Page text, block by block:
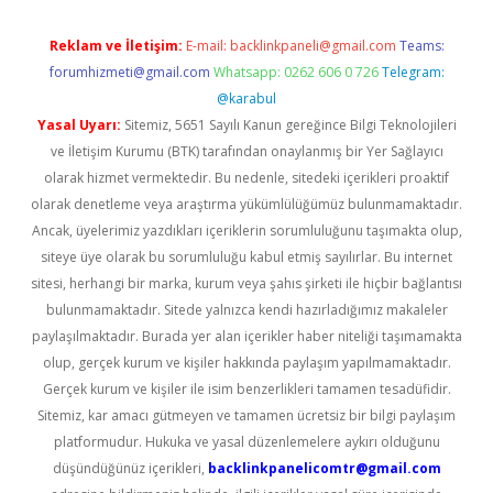
Reklam ve İletişim: E-mail: backlinkpaneli@gmail.com Teams:
forumhizmeti@gmail.com Whatsapp: 0262 606 0 726 Telegram:
@karabul
Yasal Uyarı: Sitemiz, 5651 Sayılı Kanun gereğince Bilgi Teknolojileri
ve İletişim Kurumu (BTK) tarafından onaylanmış bir Yer Sağlayıcı
olarak hizmet vermektedir. Bu nedenle, sitedeki içerikleri proaktif
olarak denetleme veya araştırma yükümlülüğümüz bulunmamaktadır.
Ancak, üyelerimiz yazdıkları içeriklerin sorumluluğunu taşımakta olup,
siteye üye olarak bu sorumluluğu kabul etmiş sayılırlar. Bu internet
sitesi, herhangi bir marka, kurum veya şahıs şirketi ile hiçbir bağlantısı
bulunmamaktadır. Sitede yalnızca kendi hazırladığımız makaleler
paylaşılmaktadır. Burada yer alan içerikler haber niteliği taşımamakta
olup, gerçek kurum ve kişiler hakkında paylaşım yapılmamaktadır.
Gerçek kurum ve kişiler ile isim benzerlikleri tamamen tesadüfidir.
Sitemiz, kar amacı gütmeyen ve tamamen ücretsiz bir bilgi paylaşım
platformudur. Hukuka ve yasal düzenlemelere aykırı olduğunu
düşündüğünüz içerikleri, backlinkpanelicomtr@gmail.com